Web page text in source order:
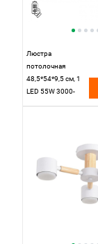
Люстра
потолочная
48,5*54*9,5 см, 1
LED 55W 3000-